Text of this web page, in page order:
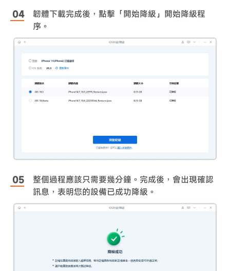
韌體下載完成後，點擊「開始降級」開始降級程
序。
整個過程應該只需要幾分鐘。完成後，會出現確認
訊息，表明您的設備已成功降級。